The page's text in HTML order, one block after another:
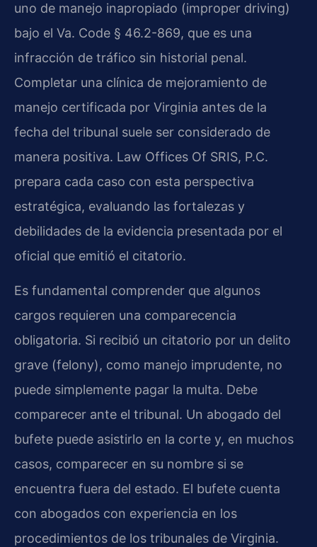
uno de manejo inapropiado (improper driving)
bajo el Va. Code § 46.2-869, que es una
infracción de tráfico sin historial penal.
Completar una clínica de mejoramiento de
manejo certificada por Virginia antes de la
fecha del tribunal suele ser considerado de
manera positiva. Law Offices Of SRIS, P.C.
prepara cada caso con esta perspectiva
estratégica, evaluando las fortalezas y
debilidades de la evidencia presentada por el
oficial que emitió el citatorio.
Es fundamental comprender que algunos
cargos requieren una comparecencia
obligatoria. Si recibió un citatorio por un delito
grave (felony), como manejo imprudente, no
puede simplemente pagar la multa. Debe
comparecer ante el tribunal. Un abogado del
bufete puede asistirlo en la corte y, en muchos
casos, comparecer en su nombre si se
encuentra fuera del estado. El bufete cuenta
con abogados con experiencia en los
procedimientos de los tribunales de Virginia.